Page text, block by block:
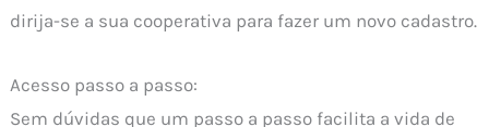
dirija-se a sua cooperativa para fazer um novo cadastro.
Acesso passo a passo:
Sem dúvidas que um passo a passo facilita a vida de